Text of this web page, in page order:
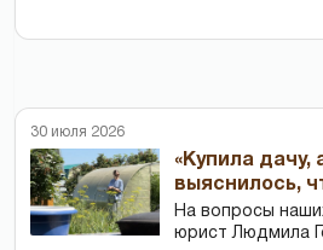
30 июля 2026
«Купила дачу,
выяснилось,
На вопросы
юрист Людмила